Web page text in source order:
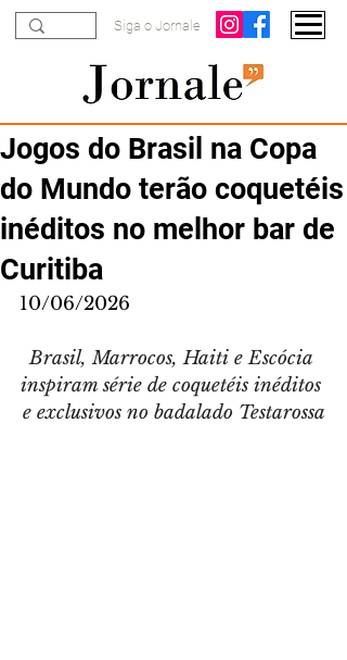
Siga o Jornale
Jogos do Brasil na Copa
do Mundo terão coquetéis
inéditos no melhor bar de
Curitiba
10/06/2026
Brasil, Marrocos, Haiti e Escócia
inspiram série de coquetéis inéditos
e exclusivos no badalado Testarossa